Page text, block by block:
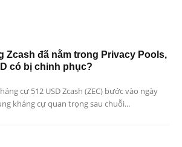
Zcash đã nằm trong Privacy Pools,
có bị chinh phục?
cự 512 USD Zcash (ZEC) bước vào ngày
kháng cự quan trọng sau chuỗi...